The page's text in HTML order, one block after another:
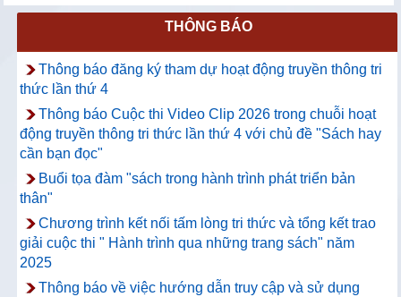
THÔNG BÁO
Thông báo đăng ký tham dự hoạt động truyền thông tri
thức lần thứ 4
Thông báo Cuộc thi Video Clip 2026 trong chuỗi hoạt
động truyền thông tri thức lần thứ 4 với chủ đề "Sách hay
cần bạn đọc"
Buổi tọa đàm "sách trong hành trình phát triển bản
thân"
Chương trình kết nối tấm lòng tri thức và tổng kết trao
giải cuộc thi " Hành trình qua những trang sách" năm
2025
Thông báo về việc hướng dẫn truy cập và sử dụng